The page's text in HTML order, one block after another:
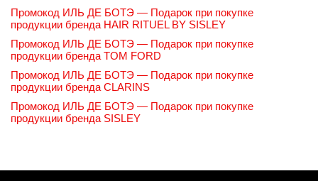
Промокод ИЛЬ ДЕ БОТЭ — Подарок при покупке
продукции бренда HAIR RITUEL BY SISLEY
Промокод ИЛЬ ДЕ БОТЭ — Подарок при покупке
продукции бренда TOM FORD
Промокод ИЛЬ ДЕ БОТЭ — Подарок при покупке
продукции бренда CLARINS
Промокод ИЛЬ ДЕ БОТЭ — Подарок при покупке
продукции бренда SISLEY